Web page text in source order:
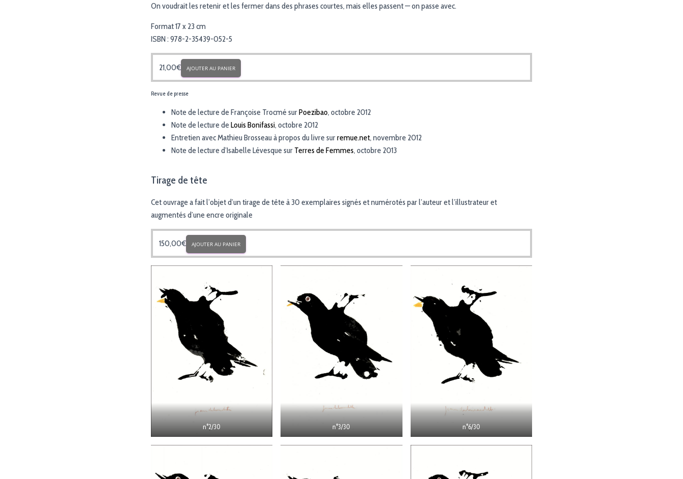
On voudrait les retenir et les fermer dans des phrases courtes, mais elles passent — on passe avec.
Format 17 x 23 cm
ISBN : 978-2-35439-052-5
21,00€ AJOUTER AU PANIER
Revue de presse
Note de lecture de Françoise Trocmé surPoezibao, octobre 2012
Note de lecture de Louis Bonifassi, octobre 2012
Entretien avec Mathieu Brosseau à propos du livre surremue.net, novembre 2012
Note de lecture d’Isabelle Lévesque sur Terres de Femmes, octobre 2013
Tirage de tête
Cet ouvrage a fait l’objet d’un tirage de tête à 30 exemplaires signés et numérotés par l’auteur et l’illustrateur et
augmentés d’une encre originale
150,00€ AJOUTER AU PANIER
n°2/30 n°3/30 n°6/30